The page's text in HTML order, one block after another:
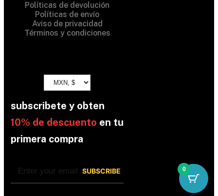
Políticas de devolución
Políticas de envío
Aviso de privacidad
Términos y condiciones
subscribete y obten
10% de descuento en tu
primera compra
0